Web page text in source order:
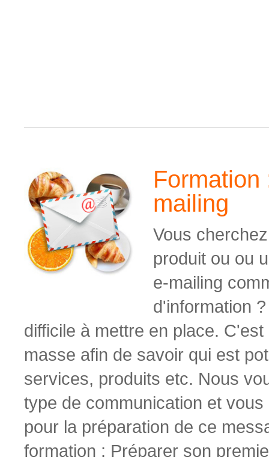
Formation
mailing
Vous
produit ou ou
e-mailing
d'information
difficile à mettre en place.
masse afin de savoir qui est
services, produits etc. Nous
type de communication et
pour la préparation de ce
formation : Préparer son